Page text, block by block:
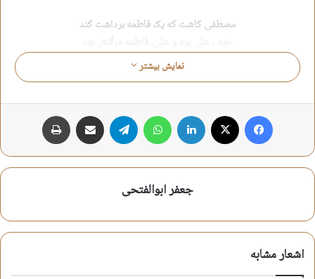
مصطفی کاشت که یک فاطمه برداشت کند
خود , علی بود و علی, فاطمه مرآتش بود
آنچه میگفت علی بعد نمازش: “زهرا” (س)
قبر مخفیش خودش یک تنه اثباتش کرد
چه کسی گفته کسی در پی اثباتش بود؟
ساعتی که به زنان معنی قرآن میگفت
خود قرآن بخدا محو عباراتش بود
“وهم” را زیر لحد برد و یقین را آورد
نمایش بیشتر
فیس بوک لینکدین تلگرام اشتراک گذاری از طریق ایمیل
جعفر ابوالفتحی
اشعار مشابه